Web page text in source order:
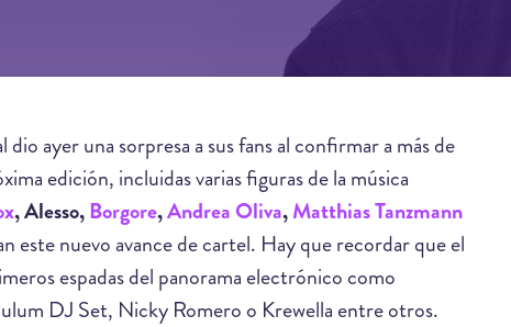
ayer una sorpresa a sus fans al confirmar a más de
edición, incluidas varias figuras de la música
, Alesso,Borgore,Andrea Oliva,Matthias Tanzmann
este nuevo avance de cartel. Hay que recordar que el
espadas del panorama electrónico como
DJ Set, Nicky Romero o Krewella entre otros.